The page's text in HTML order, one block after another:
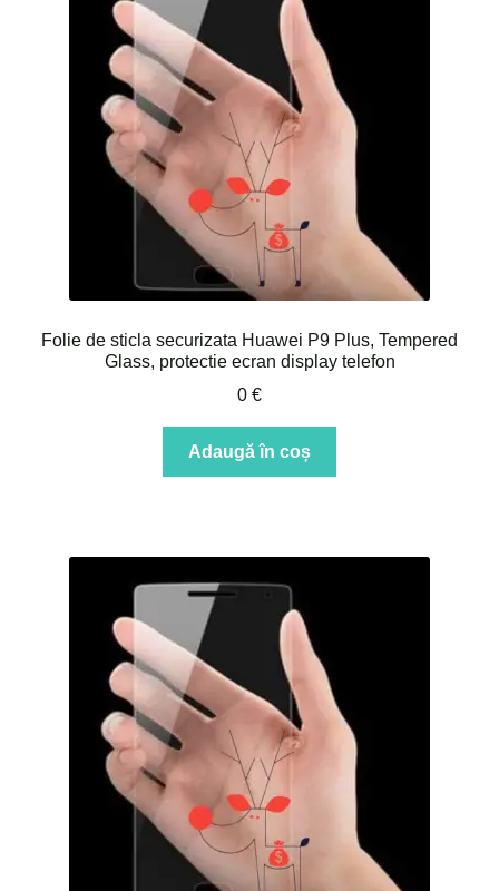
Folie de sticla securizata Huawei P9 Plus, Tempered
Glass, protectie ecran display telefon
0 €
Adaugă în coș